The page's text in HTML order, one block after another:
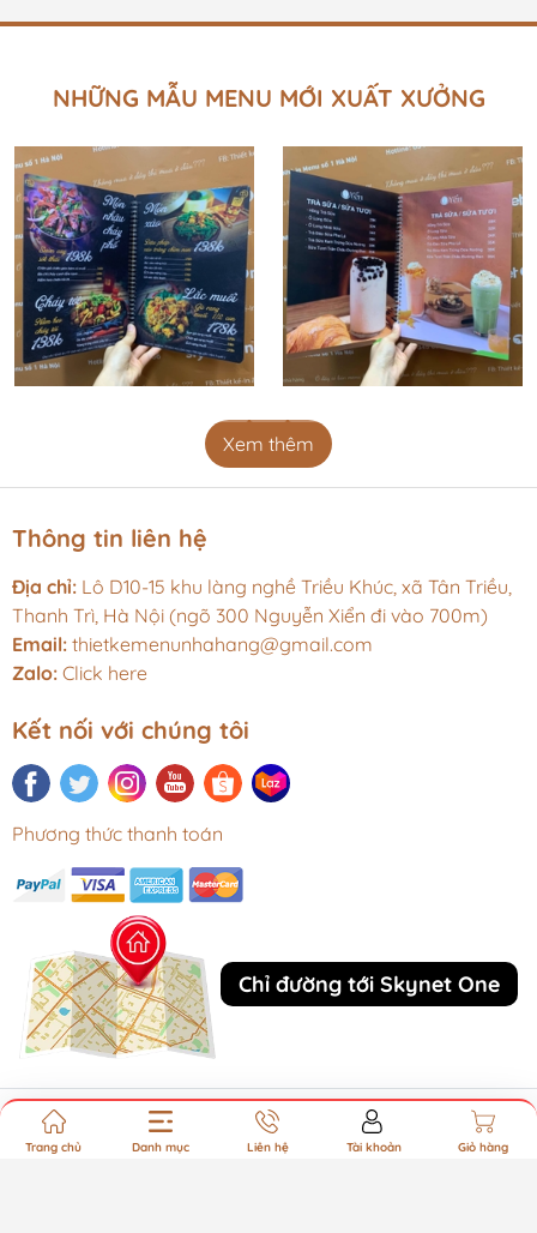
NHỮNG MẪU MENU MỚI XUẤT XƯỞNG
Xem thêm
Thông tin liên hệ
Địa chỉ: Lô D10-15 khu làng nghề Triều Khúc, xã Tân Triều,
Thanh Trì, Hà Nội (ngõ 300 Nguyễn Xiển đi vào 700m)
Email: thietkemenunhahang@gmail.com
Zalo: Click here
Kết nối với chúng tôi
Phương thức thanh toán
Chỉ đường tới Skynet One
Bản quyền thuộc về CÔNG TY TNHH SKYNET ONE VIỆT
NAM. Cung cấp bởi Sapo.
Trang chủ Danh mục Liên hệ Tài khoản Giỏ hàng